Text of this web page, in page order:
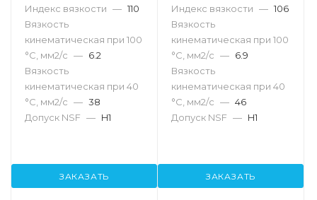
Индекс вязкости — 110
Вязкость
кинематическая при 100
°С, мм2/с — 6.2
Вязкость
кинематическая при 40
°С, мм2/с — 38
Допуск NSF — H1
ЗАКАЗАТЬ
Индекс вязкости — 106
Вязкость
кинематическая при 100
°С, мм2/с — 6.9
Вязкость
кинематическая при 40
°С, мм2/с — 46
Допуск NSF — H1
ЗАКАЗАТЬ